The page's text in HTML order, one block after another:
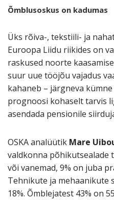
Õmblusoskus on kadumas
Üks rõiva-, tekstiili- ja
Euroopa Liidu riikides on
raskused noorte
suur uue tööjõu vajadus
kahaneb – järgneva
prognoosi kohaselt tarvis
asendada pensionile
OSKA analüütik Mare
valdkonna põhikutsealade
või vanemad, 9% on juba
Tehnikute ja mehaanikute
18%. Õmblejatest 43% on